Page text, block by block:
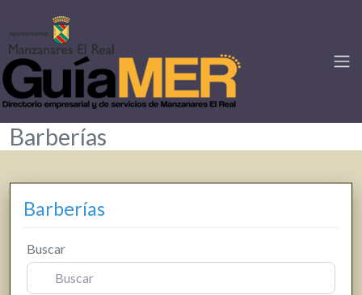
Barberías
Barberías
Buscar